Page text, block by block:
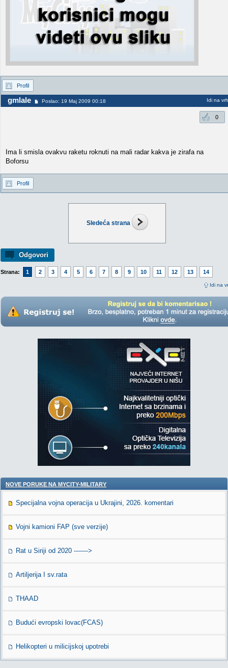
Sledeća strana
Odgovori
Strana: 1 2 3 4 5 6 7 8 9 10 11 12 13 14
Idi na
Profil
gmlale Poslao: 19 Maj 2009 00:18 Idi na vrh
0
Ima li smisla ovakvu raketu roknuti na mali radar kakva je zirafa na
Boforsu
Profil
NOVE PORUKE NA MYCITY-MILITARY
Specijalna vojna operacija u Ukrajini, 2026. komentari
Vojni kamioni FAP (sve verzije)
Rat u Siriji od 2020 ------->
Artiljerija I sv.rata
THAAD
Budući evropski lovac(FCAS)
Helikopteri u milicijskoj upotrebi